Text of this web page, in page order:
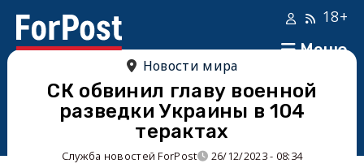
Меню
18+
Новости мира
СК обвинил главу военной
разведки Украины в 104
терактах
Служба новостей ForPost 26/12/2023 - 08:34